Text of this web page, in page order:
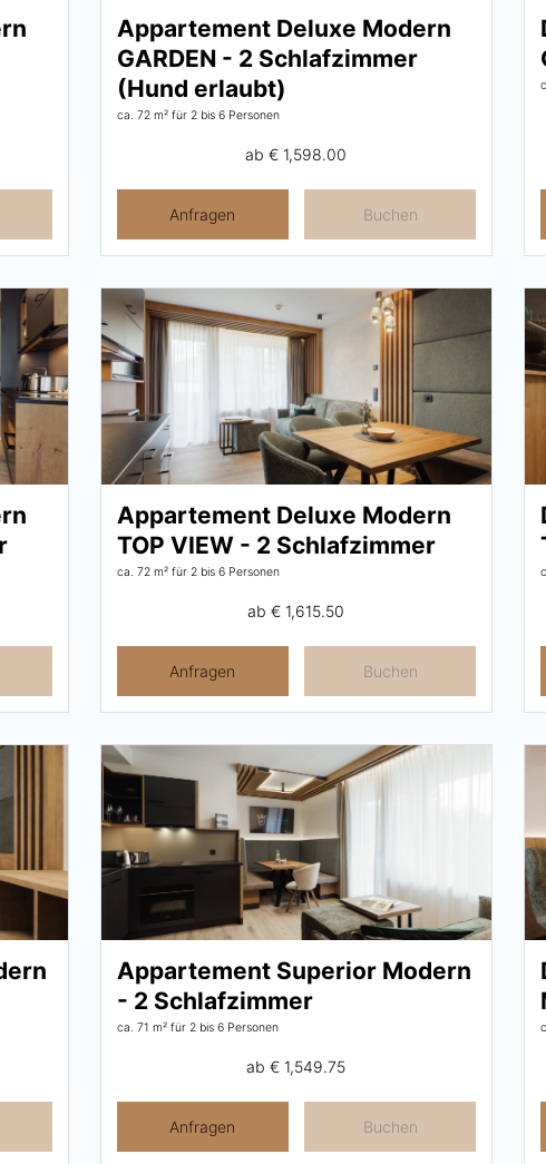
Appartement Deluxe Modern
GARDEN - 2 Schlafzimmer
(Hund erlaubt)
ca. 72 m² für 2 bis 6 Personen
ab € 1,598.00
Anfragen Buchen
Appartement Deluxe Modern
TOP VIEW - 2 Schlafzimmer
ca. 72 m² für 2 bis 6 Personen
ab € 1,615.50
Anfragen Buchen
Appartement Superior Modern
- 2 Schlafzimmer
ca. 71 m² für 2 bis 6 Personen
ab € 1,549.75
Anfragen Buchen